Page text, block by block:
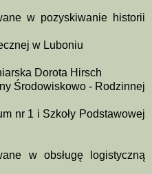
w pozyskiwanie historii
w Luboniu
Dorota Hirsch
Środowiskowo - Rodzinnej
nr 1 i Szkoły Podstawowej
w obsługę logistyczną